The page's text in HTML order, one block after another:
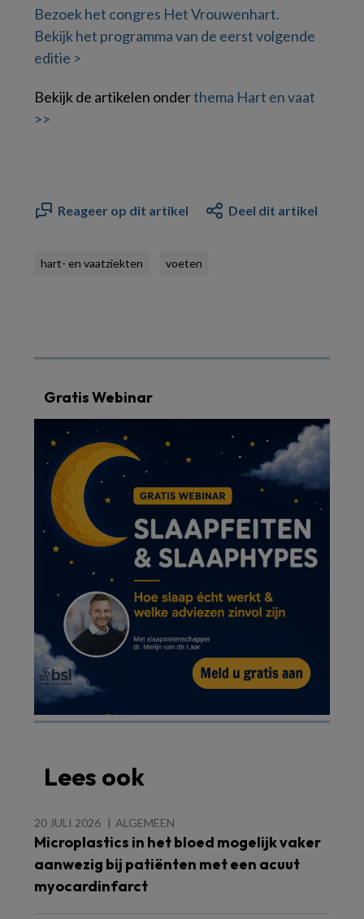
Bezoek het congres Het Vrouwenhart.
Bekijk het programma van de eerst volgende
editie >
Bekijk de artikelen onderthema Hart en vaat
>>
Reageer op dit artikel Deel dit artikel
hart- en vaatziekten voeten
Gratis Webinar
Lees ook
20 JULI 2026 ALGEMEEN
Microplastics in het bloed mogelijk vaker
aanwezig bij patiënten met een acuut
myocardinfarct